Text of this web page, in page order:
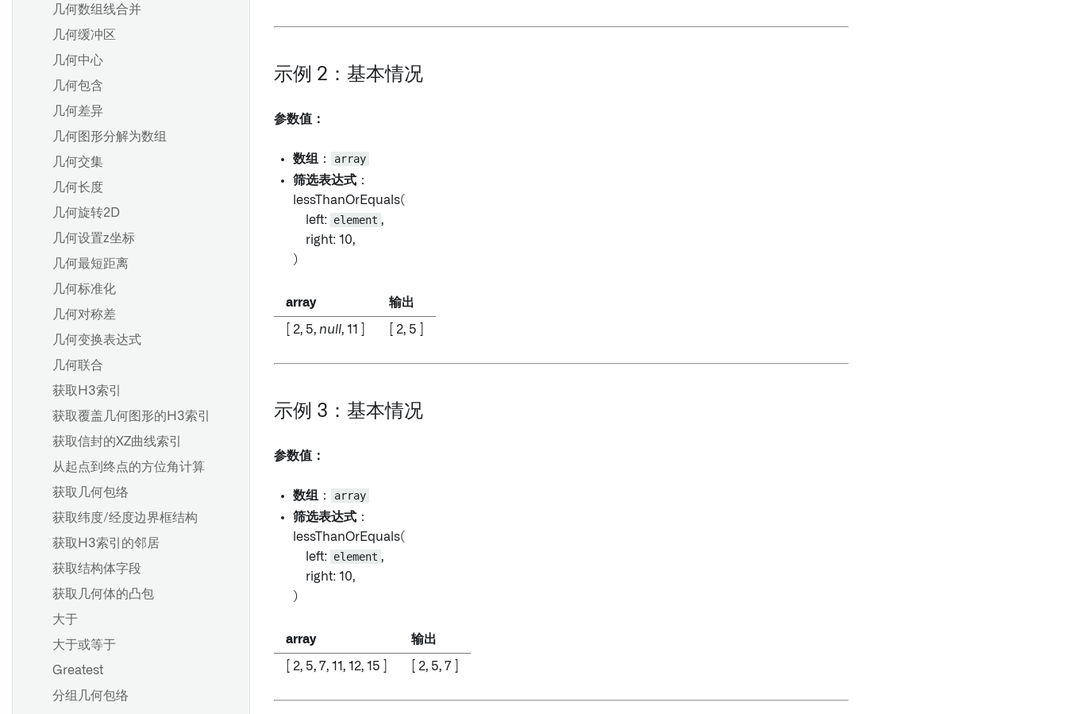
几何数组线合并
几何缓冲区
几何中心
几何包含
几何差异
几何图形分解为数组
几何交集
几何长度
几何旋转2D
几何设置z坐标
几何最短距离
几何标准化
几何对称差
几何变换表达式
几何联合
获取H3索引
获取覆盖几何图形的H3索引
获取信封的XZ曲线索引
从起点到终点的方位角计算
获取几何包络
获取纬度/经度边界框结构
获取H3索引的邻居
获取结构体字段
获取几何体的凸包
大于
大于或等于
Greatest
分组几何包络
示例 2：基本情况
参数值：
数组 ：
array
筛选表达式 ：
lessThanOrEquals(
left: element ,
right: 10,
)
array 输出
[ 2, 5, null, 11 ] [ 2, 5 ]
示例 3：基本情况
参数值：
数组 ：
array
筛选表达式 ：
lessThanOrEquals(
left: element ,
right: 10,
)
array 输出
[ 2, 5, 7, 11, 12, 15 ] [ 2, 5, 7 ]